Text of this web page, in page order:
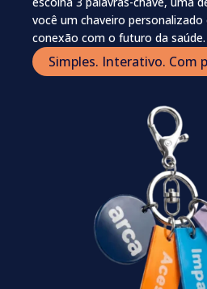
você um chaveiro
conexão com o futuro da saúde.
Simples. Interativo. Com